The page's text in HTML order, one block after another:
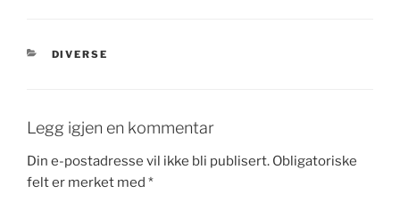
KATEGORIER
DIVERSE
Legg igjen en kommentar
Din e-postadresse vil ikke bli publisert. Obligatoriske
felt er merket med *